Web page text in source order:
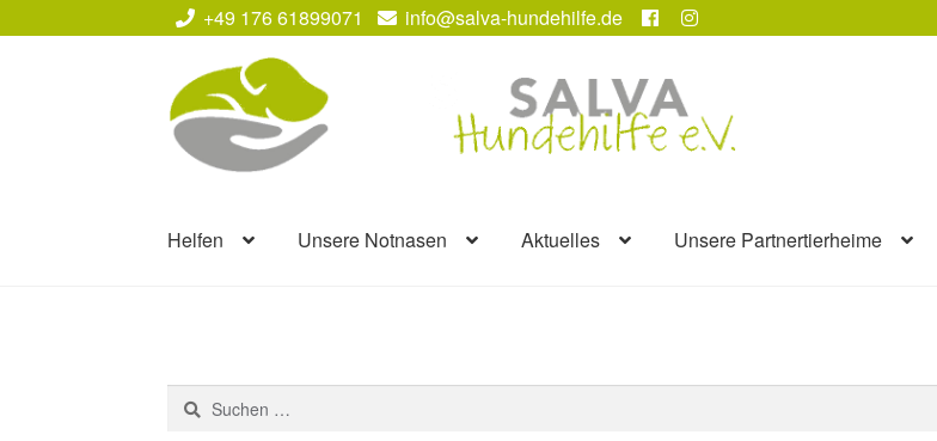
+49 176 61899071 info@salva-hundehilfe.de
Navigation
springen
Zum
Inhalt
springen
Helfen Unsere Notnasen Aktuelles Unsere Partnertierheime
Suchen
nach: